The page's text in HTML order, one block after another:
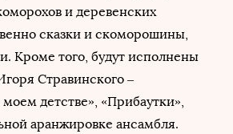
и деревенских
сказки и скоморошины,
Кроме того, будут исполнены
Стравинского –
детстве», «Прибаутки»,
аранжировке ансамбля.